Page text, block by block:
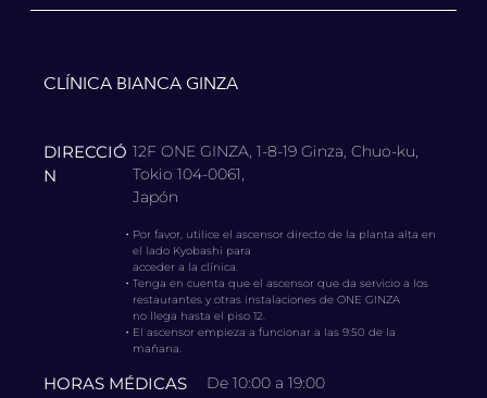
CLÍNICA BIANCA GINZA
DIRECCIÓ
N
12F ONE GINZA, 1-8-19 Ginza, Chuo-ku,
Tokio 104-0061,
Japón
・ Por favor, utilice el ascensor directo de la planta alta en
el lado Kyobashi para
acceder a la clínica.
・Tenga en cuenta que el ascensor que da servicio a los
restaurantes y otras instalaciones de ONE GINZA
no llega hasta el piso 12.
・ El ascensor empieza a funcionar a las 9:50 de la
mañana.
HORAS MÉDICAS De 10:00 a 19:00